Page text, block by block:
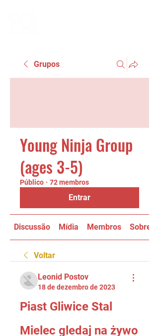
Grupos
Young Ninja Group
(ages 3-5)
Público · 72 membros
Entrar
Discussão Mídia Membros Sobre
Voltar
Leonid Postov
18 de dezembro de 2023
Piast Gliwice Stal
Mielec gledaj na żywo